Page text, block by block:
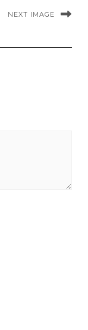
NEXT IMAGE